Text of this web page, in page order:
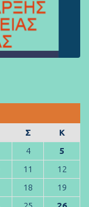
Σ
Κ
4
5
11
12
18
19